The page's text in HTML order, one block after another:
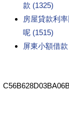
款 (1325)
房屋貸款利
呢 (1515)
屏東小額借